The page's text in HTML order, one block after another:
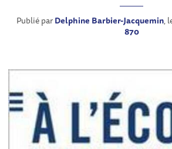
Publié parDelphine Barbier-Jacquemin,
870